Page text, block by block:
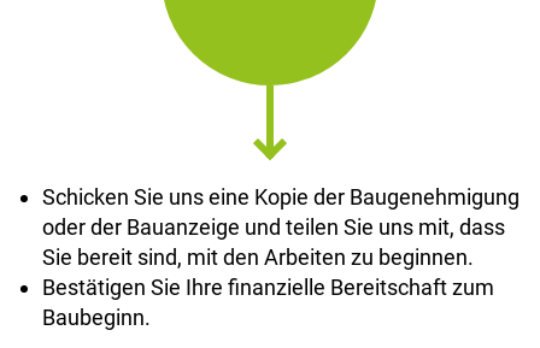
Schicken Sie uns eine Kopie der Baugenehmigung
oder der Bauanzeige und teilen Sie uns mit, dass
Sie bereit sind, mit den Arbeiten zu beginnen.
Bestätigen Sie Ihre finanzielle Bereitschaft zum
Baubeginn.